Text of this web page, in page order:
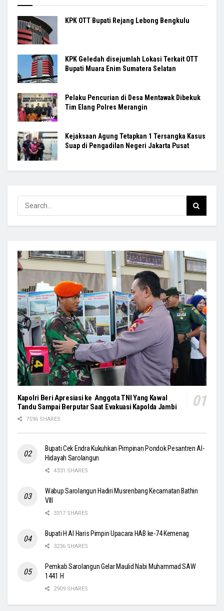
KPK OTT Bupati Rejang Lebong Bengkulu
KPK Geledah disejumlah Lokasi Terkait OTT
Bupati Muara Enim Sumatera Selatan
Pelaku Pencurian di Desa Mentawak Dibekuk
Tim Elang Polres Merangin
Kejaksaan Agung Tetapkan 1 Tersangka Kasus
Suap di Pengadilan Negeri Jakarta Pusat
Kapolri Beri Apresiasi ke Anggota TNI Yang Kawal
Tandu Sampai Berputar Saat Evakuasi Kapolda Jambi
7596 SHARES
Bupati Cek Endra Kukuhkan Pimpinan Pondok Pesantren Al-
Hidayah Sarolangun
4331 SHARES
Wabup Sarolangun Hadiri Musrenbang Kecamatan Bathin
VIII
3317 SHARES
Bupati H Al Haris Pimpin Upacara HAB ke-74 Kemenag
3236 SHARES
Pemkab Sarolangun Gelar Maulid Nabi Muhammad SAW
1441 H
2909 SHARES